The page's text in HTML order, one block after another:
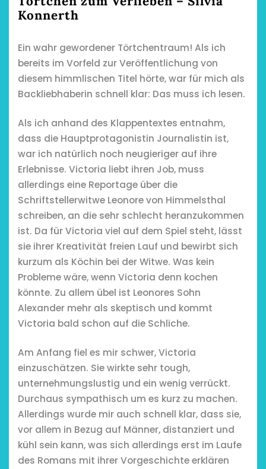
Restsommer -
Garnier
5. April 2026
Konnerth
Ein wahr gewordener Törtchentraum! Als ich
bereits im Vorfeld zur Veröffentlichung von
diesem himmlischen Titel hörte, war für mich als
Backliebhaberin schnell klar: Das muss ich lesen.
Als ich anhand des Klappentextes entnahm,
dass die Hauptprotagonistin Journalistin ist,
war ich natürlich noch neugieriger auf ihre
Erlebnisse. Victoria liebt ihren Job, muss
allerdings eine Reportage über die
Schriftstellerwitwe Leonore von Himmelsthal
schreiben, an die sehr schlecht heranzukommen
ist. Da für Victoria viel auf dem Spiel steht, lässt
sie ihrer Kreativität freien Lauf und bewirbt sich
kurzum als Köchin bei der Witwe. Was kein
Probleme wäre, wenn Victoria denn kochen
könnte. Zu allem übel ist Leonores Sohn
Alexander mehr als skeptisch und kommt
Victoria bald schon auf die Schliche.
Am Anfang fiel es mir schwer, Victoria
einzuschätzen. Sie wirkte sehr tough,
unternehmungslustig und ein wenig verrückt.
Durchaus sympathisch um es kurz zu machen.
Allerdings wurde mir auch schnell klar, dass sie,
vor allem in Bezug auf Männer, distanziert und
kühl sein kann, was sich allerdings erst im Laufe
des Romans mit ihrer Vorgeschichte erklären